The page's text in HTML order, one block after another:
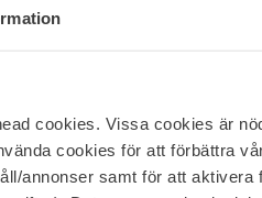
cookies. Vissa cookies är
cookies för att förbättra
annonser samt för att aktivera
200 ml
Löwengrip
Clean & Calm